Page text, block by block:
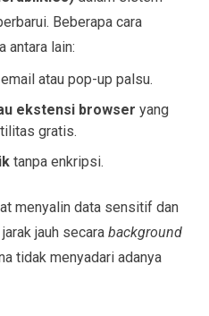
Beberapa cara
antara lain:
atau pop-up palsu.
ekstensi browser yang
gratis.
tanpa enkripsi.
menyalin data sensitif dan
jauh secara background
tidak menyadari adanya